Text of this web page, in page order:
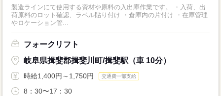
製造ラインにて使用する資材や原料の入出庫作業です。 ・入荷、出
荷原料のロット確認、ラベル貼り付け ・倉庫内の片付け ・在庫管理
やロケーション管...
フォークリフト
岐阜県揖斐郡揖斐川町/揖斐駅（車 10分）
時給1,400円～1,750円 交通費一部支給
8：30〜17：30